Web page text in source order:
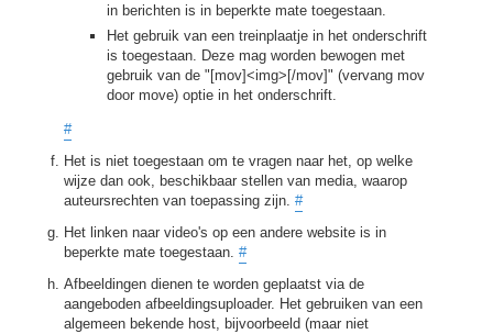
in berichten is in beperkte mate toegestaan.
Het gebruik van een treinplaatje in het onderschrift
is toegestaan. Deze mag worden bewogen met
gebruik van de "[mov]<img>[/mov]" (vervang mov
door move) optie in het onderschrift.
#
Het is niet toegestaan om te vragen naar het, op welke
wijze dan ook, beschikbaar stellen van media, waarop
auteursrechten van toepassing zijn. #
Het linken naar video's op een andere website is in
beperkte mate toegestaan. #
Afbeeldingen dienen te worden geplaatst via de
aangeboden afbeeldingsuploader. Het gebruiken van een
algemeen bekende host, bijvoorbeeld (maar niet